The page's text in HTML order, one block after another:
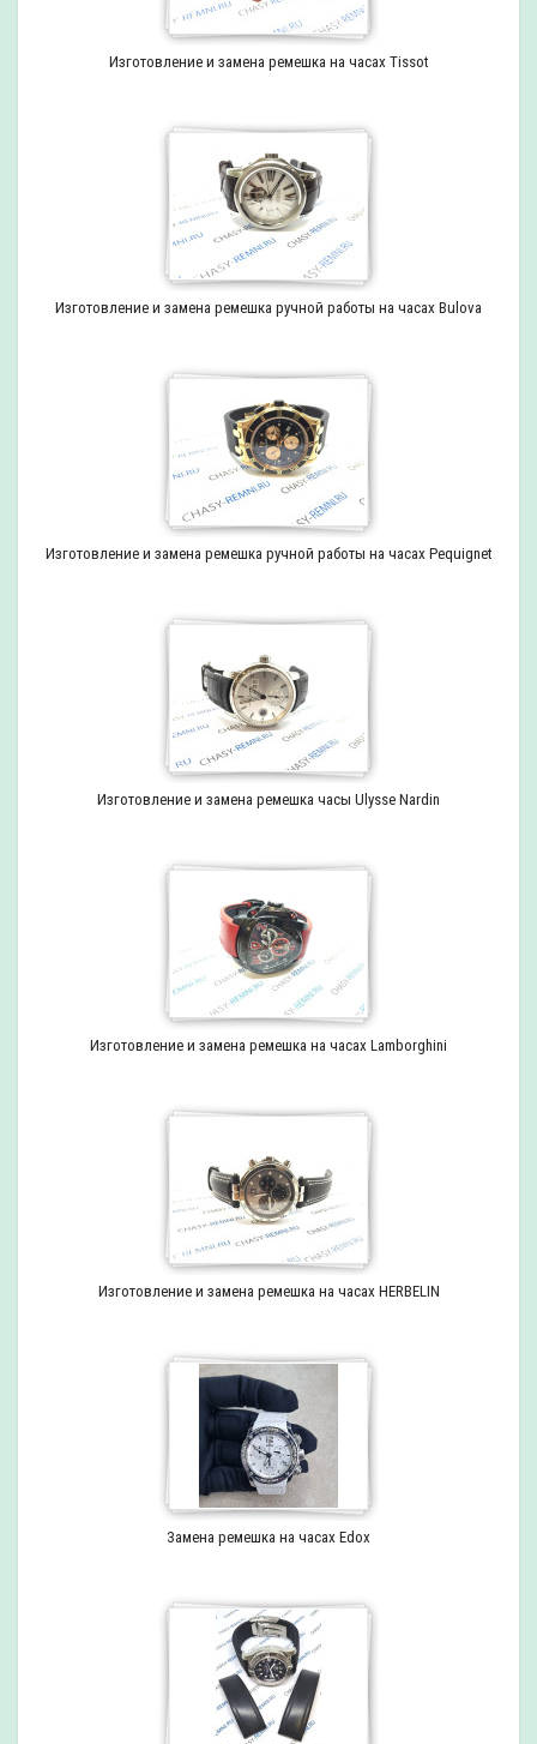
Изготовление и замена ремешка на часах Tissot
Изготовление и замена ремешка ручной работы на часах Bulova
Изготовление и замена ремешка ручной работы на часах Pequignet
Изготовление и замена ремешка часы Ulysse Nardin
Изготовление и замена ремешка на часах Lamborghini
Изготовление и замена ремешка на часах HERBELIN
Замена ремешка на часах Edox